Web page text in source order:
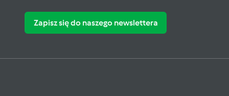
Zapisz się do naszego newslettera